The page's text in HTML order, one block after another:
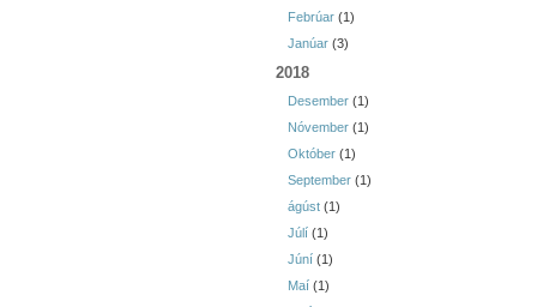
Febrúar (1)
Janúar (3)
2018
Desember (1)
Nóvember (1)
Október (1)
September (1)
ágúst (1)
Júlí (1)
Júní (1)
Maí (1)